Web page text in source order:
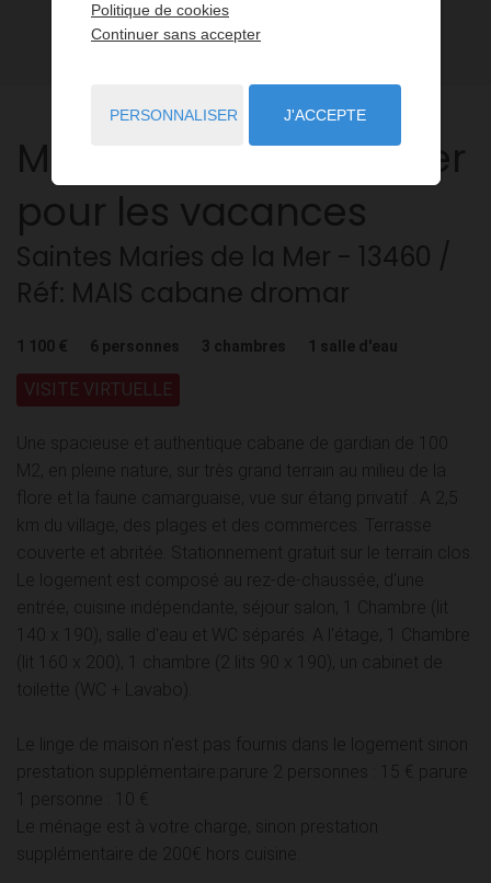
Maison 4 piècesà louer
pour les vacances
Saintes Maries de la Mer - 13460 /
Réf: MAIS cabane dromar
1 100 € 6 personnes 3 chambres 1 salle d'eau
VISITE VIRTUELLE
Une spacieuse et authentique cabane de gardian de 100
M2, en pleine nature, sur très grand terrain au milieu de la
flore et la faune camarguaise, vue sur étang privatif . A 2,5
km du village, des plages et des commerces. Terrasse
couverte et abritée. Stationnement gratuit sur le terrain clos.
Le logement est composé au rez-de-chaussée, d'une
entrée, cuisine indépendante, séjour salon, 1 Chambre (lit
140 x 190), salle d'eau et WC séparés. A l'étage, 1 Chambre
(lit 160 x 200), 1 chambre (2 lits 90 x 190), un cabinet de
toilette (WC + Lavabo).
Le linge de maison n'est pas fournis dans le logement sinon
prestation supplémentaire:parure 2 personnes : 15 € parure
1 personne : 10 €
Le ménage est à votre charge, sinon prestation
supplémentaire de 200€ hors cuisine.
Politique de cookies
Continuer sans accepter
PERSONNALISER J'ACCEPTE